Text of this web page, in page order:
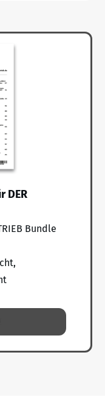
DER
Bundle